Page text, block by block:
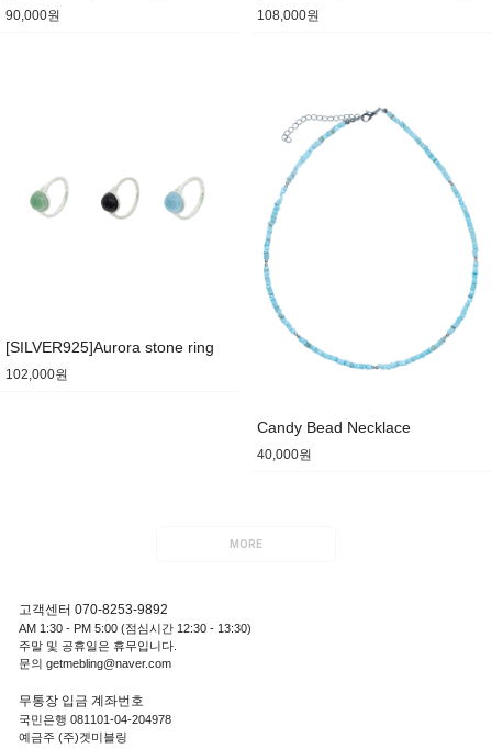
90,000원 108,000원
[SILVER925]Aurora stone ring
102,000원
Candy Bead Necklace
40,000원
MORE
고객센터 070-8253-9892
AM 1:30 - PM 5:00 (점심시간 12:30 - 13:30)
주말 및 공휴일은 휴무입니다.
문의 getmebling@naver.com
무통장 입금 계좌번호
국민은행 081101-04-204978
예금주 (주)겟미블링